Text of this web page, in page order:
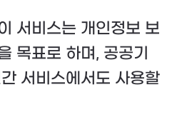
서비스는 개인정보 보
목표로 하며, 공공기
서비스에서도 사용할